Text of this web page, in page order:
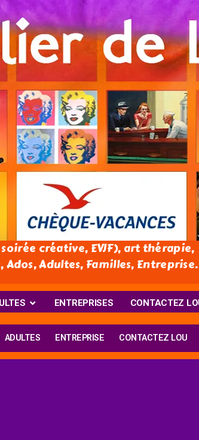
créative, EVJF), art thérapie,
Adultes, Familles, Entreprise.
ENTREPRISES CONTACTEZ
ADULTES ENTREPRISE CONTACTEZ LOU